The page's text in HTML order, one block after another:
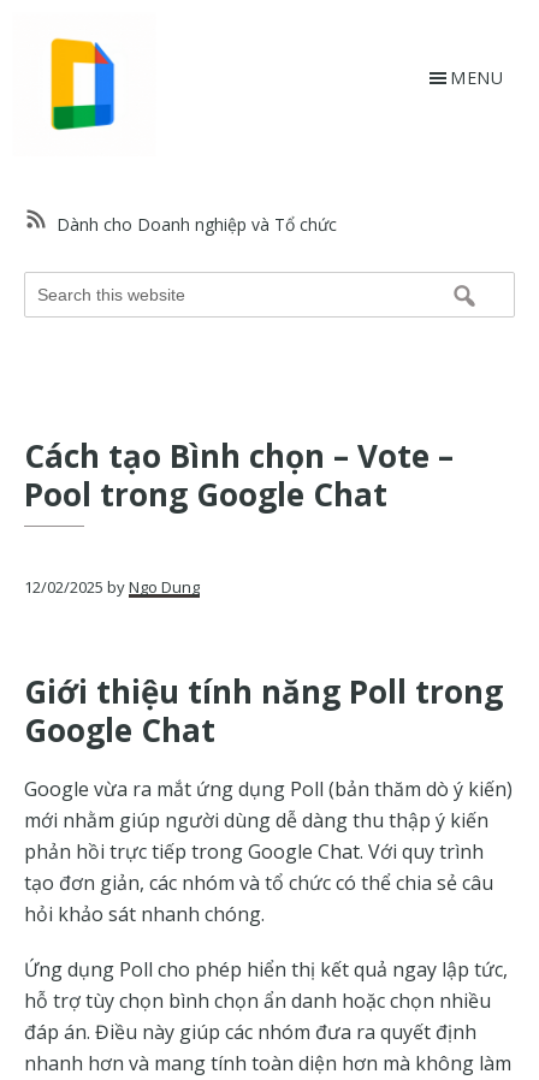
content
web
hỗ
trợ
Google
các
sản
Google
Dành cho Doanh nghiệp và Tổ chức
Search
this
MENU
Cách tạo Bình chọn – Vote –
Pool trong Google Chat
12/02/2025 byNgo Dung
Giới thiệu tính năng Poll trong
Google Chat
Google vừa ra mắt ứng dụng Poll (bản thăm dò ý kiến)
mới nhằm giúp người dùng dễ dàng thu thập ý kiến
phản hồi trực tiếp trong Google Chat. Với quy trình
tạo đơn giản, các nhóm và tổ chức có thể chia sẻ câu
hỏi khảo sát nhanh chóng.
Ứng dụng Poll cho phép hiển thị kết quả ngay lập tức,
hỗ trợ tùy chọn bình chọn ẩn danh hoặc chọn nhiều
đáp án. Điều này giúp các nhóm đưa ra quyết định
nhanh hơn và mang tính toàn diện hơn mà không làm